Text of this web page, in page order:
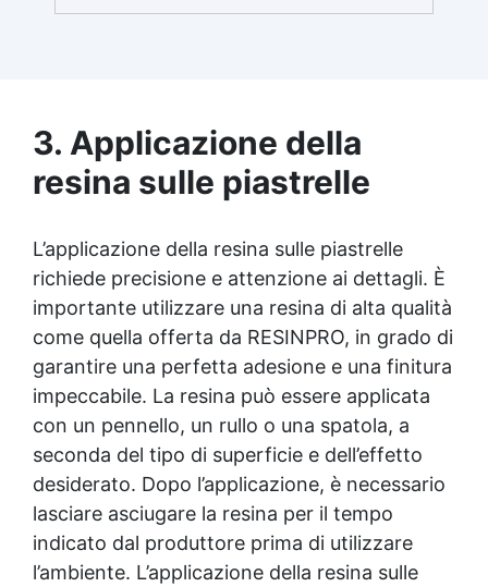
✅ Certificato per sicurezza: Conforme alle
normative HACCP e marcatura CE secondo
EN 1504-2, ideale anche per ambienti con
3. Applicazione della
resina sulle piastrelle
L’applicazione della resina sulle piastrelle
richiede precisione e attenzione ai dettagli. È
importante utilizzare una resina di alta qualità
come quella offerta da RESINPRO, in grado di
garantire una perfetta adesione e una finitura
impeccabile. La resina può essere applicata
con un pennello, un rullo o una spatola, a
seconda del tipo di superficie e dell’effetto
desiderato. Dopo l’applicazione, è necessario
lasciare asciugare la resina per il tempo
indicato dal produttore prima di utilizzare
l’ambiente. L’applicazione della resina sulle